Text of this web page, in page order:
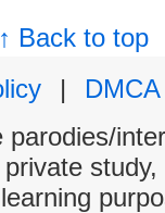
↑ Back to top
|
DMCA
parodies/